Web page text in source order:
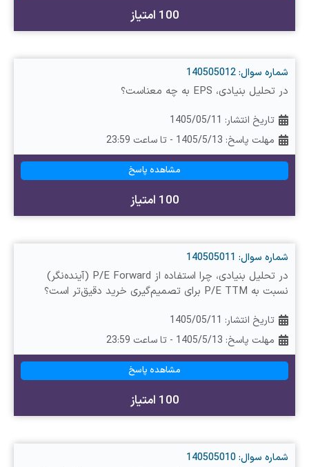
100 امتیاز
شماره سوال: 140505012
در تحلیل بنیادی، EPS به چه معناست؟
تاریخ انتشار: 1405/05/11
مهلت پاسخ: 1405/5/13 - تا ساعت 23:59
مشاهده پاسخ
100 امتیاز
شماره سوال: 140505011
در تحلیل بنیادی، چرا استفاده از P/E Forward (آینده‌نگر)
نسبت به P/E TTM برای تصمیم‌گیری خرید دقیق‌تر است؟
تاریخ انتشار: 1405/05/11
مهلت پاسخ: 1405/5/13 - تا ساعت 23:59
مشاهده پاسخ
100 امتیاز
شماره سوال: 140505010